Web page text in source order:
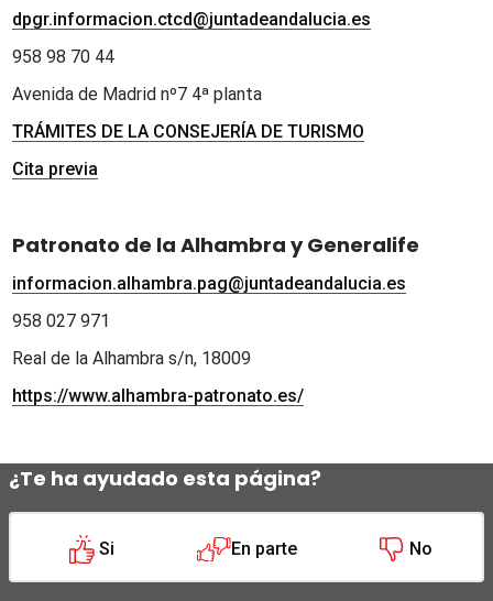
dpgr.informacion.ctcd@juntadeandalucia.es
958 98 70 44
Avenida de Madrid nº7 4ª planta
TRÁMITES DE LA CONSEJERÍA DE TURISMO
Cita previa
Patronato de la Alhambra y Generalife
informacion.alhambra.pag@juntadeandalucia.es
958 027 971
Real de la Alhambra s/n, 18009
https://www.alhambra-patronato.es/
¿Te ha ayudado esta página?
Si En parte No